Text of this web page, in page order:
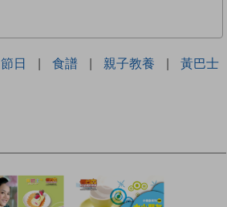
節日 | 食譜 | 親子教養 | 黃巴士